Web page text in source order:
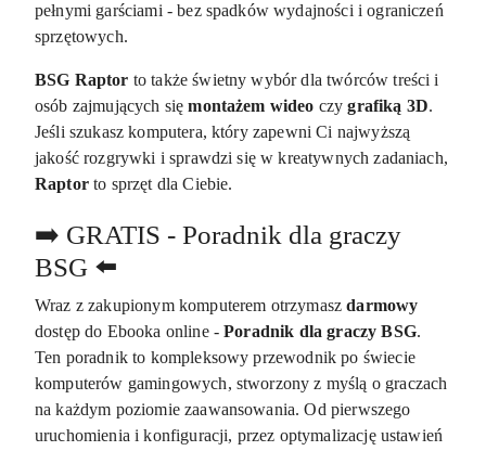
pełnymi garściami - bez spadków wydajności i ograniczeń
sprzętowych.
BSG Raptor to także świetny wybór dla twórców treści i
osób zajmujących sięmontażem wideo czygrafiką 3D.
Jeśli szukasz komputera, który zapewni Ci najwyższą
jakość rozgrywki i sprawdzi się w kreatywnych zadaniach,
Raptorto sprzęt dla Ciebie.
➡️ GRATIS - Poradnik dla graczy
BSG ⬅️
Wraz z zakupionym komputerem otrzymaszdarmowy
dostęp do Ebooka online -Poradnik dla graczy BSG.
Ten poradnik to kompleksowy przewodnik po świecie
komputerów gamingowych, stworzony z myślą o graczach
na każdym poziomie zaawansowania. Od pierwszego
uruchomienia i konfiguracji, przez optymalizację ustawień